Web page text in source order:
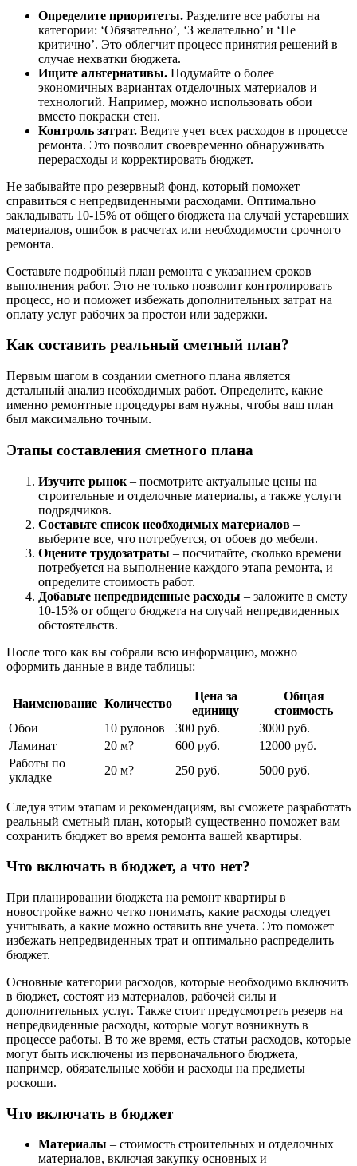
Определите приоритеты. Разделите все работы на
категории: ‘Обязательно’, ‘З желательно’ и ‘Не
критично’. Это облегчит процесс принятия решений в
случае нехватки бюджета.
Ищите альтернативы. Подумайте о более
экономичных вариантах отделочных материалов и
технологий. Например, можно использовать обои
вместо покраски стен.
Контроль затрат. Ведите учет всех расходов в процессе
ремонта. Это позволит своевременно обнаруживать
перерасходы и корректировать бюджет.
Не забывайте про резервный фонд, который поможет
справиться с непредвиденными расходами. Оптимально
закладывать 10-15% от общего бюджета на случай устаревших
материалов, ошибок в расчетах или необходимости срочного
ремонта.
Составьте подробный план ремонта с указанием сроков
выполнения работ. Это не только позволит контролировать
процесс, но и поможет избежать дополнительных затрат на
оплату услуг рабочих за простои или задержки.
Как составить реальный сметный план?
Первым шагом в создании сметного плана является
детальный анализ необходимых работ. Определите, какие
именно ремонтные процедуры вам нужны, чтобы ваш план
был максимально точным.
Этапы составления сметного плана
Изучите рынок – посмотрите актуальные цены на
строительные и отделочные материалы, а также услуги
подрядчиков.
Составьте список необходимых материалов –
выберите все, что потребуется, от обоев до мебели.
Оцените трудозатраты – посчитайте, сколько времени
потребуется на выполнение каждого этапа ремонта, и
определите стоимость работ.
Добавьте непредвиденные расходы – заложите в смету
10-15% от общего бюджета на случай непредвиденных
обстоятельств.
После того как вы собрали всю информацию, можно
оформить данные в виде таблицы:
Наименование Количество
Цена за
единицу
Общая
стоимость
Обои
10 рулонов 300 руб.
3000 руб.
Ламинат
20 м? 600 руб.
12000 руб.
Работы по
укладке
20 м? 250 руб. 5000 руб.
Следуя этим этапам и рекомендациям, вы сможете разработать
реальный сметный план, который существенно поможет вам
сохранить бюджет во время ремонта вашей квартиры.
Что включать в бюджет, а что нет?
При планировании бюджета на ремонт квартиры в
новостройке важно четко понимать, какие расходы следует
учитывать, а какие можно оставить вне учета. Это поможет
избежать непредвиденных трат и оптимально распределить
бюджет.
Основные категории расходов, которые необходимо включить
в бюджет, состоят из материалов, рабочей силы и
дополнительных услуг. Также стоит предусмотреть резерв на
непредвиденные расходы, которые могут возникнуть в
процессе работы. В то же время, есть статьи расходов, которые
могут быть исключены из первоначального бюджета,
например, обязательные хобби и расходы на предметы
роскоши.
Что включать в бюджет
Материалы – стоимость строительных и отделочных
материалов, включая закупку основных и